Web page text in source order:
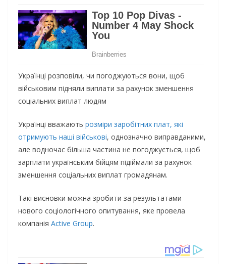
Українці розповіли, чи погоджуються вони, щоб
військовим підняли виплати за рахунок зменшення
соціальних виплат людям
Українці вважають розміри заробітних плат, які
отримують наші військові, однозначно виправданими,
але водночас більша частина не погоджується, щоб
зарплати українським бійцям підіймали за рахунок
зменшення соціальних виплат громадянам.
Такі висновки можна зробити за результатами
нового соціологічного опитування, яке провела
компанія Active Group.